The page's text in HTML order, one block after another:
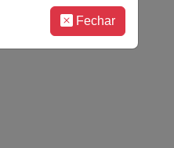
Fechar